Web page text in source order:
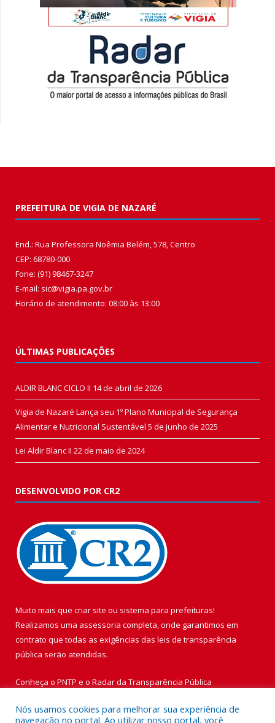
PREFEITURA DE VIGIA DE NAZARÉ
End.: Rua Professora Noêmia Belém, 578, Centro
CEP: 68780-000
Fone: (91) 98467-3247
E-mail: sic@vigia.pa.gov.br
Horário de atendimento: 08:00 às 13:00
ÚLTIMAS PUBLICAÇÕES
ALDIR BLANC CICLO II 14 de abril de 2026
Vigia de Nazaré Lança seu 1º Plano Municipal de Segurança
Alimentar e Nutricional Sustentável 5 de junho de 2025
Lei Aldir Blanc II 22 de maio de 2024
DESENVOLVIDO POR CR2
Muito mais que criar site ou sistema para prefeituras!
Realizamos uma assessoria completa, onde garantimos em
contrato que todas as exigências das leis de transparência
pública serão atendidas.
Conheça o PNTP e o Radar da Transparência Pública
Nós usamos cookies para melhorar sua experiência de
navegação no portal. Ao utilizar nosso portal, você